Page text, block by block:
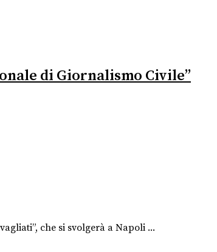
di Giornalismo Civile”
che si svolgerà a Napoli ...